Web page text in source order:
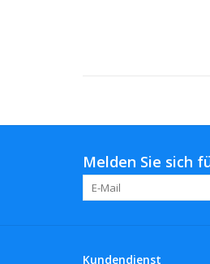
Melden Sie sich
Kundendienst